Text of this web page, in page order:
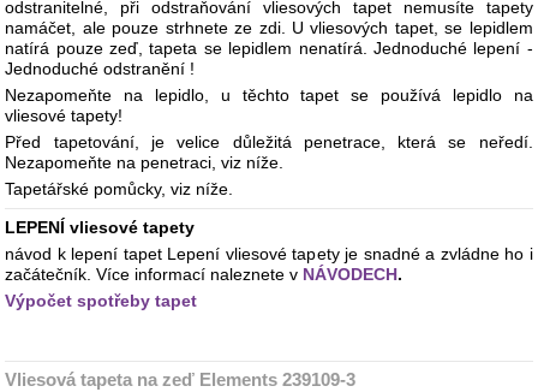
odstranitelné, při odstraňování vliesových tapet nemusíte tapety
namáčet, ale pouze strhnete ze zdi. U vliesových tapet, se lepidlem
natírá pouze zeď, tapeta se lepidlem nenatírá. Jednoduché lepení -
Jednoduché odstranění !
Nezapomeňte na lepidlo, u těchto tapet se používá lepidlo na
vliesové tapety!
Před tapetování, je velice důležitá penetrace, která se neředí.
Nezapomeňte na penetraci, viz níže.
Tapetářské pomůcky, viz níže.
LEPENÍ vliesové tapety
návod k lepení tapet Lepení vliesové tapety je snadné a zvládne ho i
začátečník. Více informací naleznete v NÁVODECH.
Výpočet spotřeby tapet
Vliesová tapeta na zeď Elements 239109-3